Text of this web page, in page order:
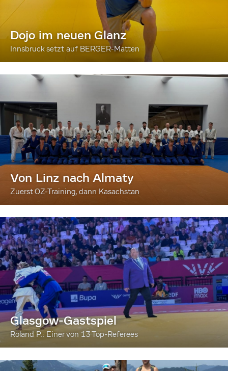
Dojo im neuen Glanz
Innsbruck setzt auf BERGER-Matten
Von Linz nach Almaty
Zuerst OZ-Training, dann Kasachstan
Glasgow-Gastspiel
Roland P.: Einer von 13 Top-Referees